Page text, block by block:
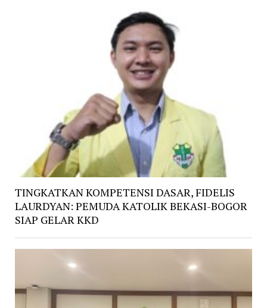
TINGKATKAN KOMPETENSI DASAR, FIDELIS
LAURDYAN: PEMUDA KATOLIK BEKASI-BOGOR
SIAP GELAR KKD